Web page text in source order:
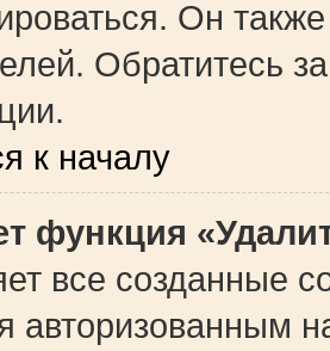
Он
Обратитесь
к началу
функция
все созданные
авторизованным